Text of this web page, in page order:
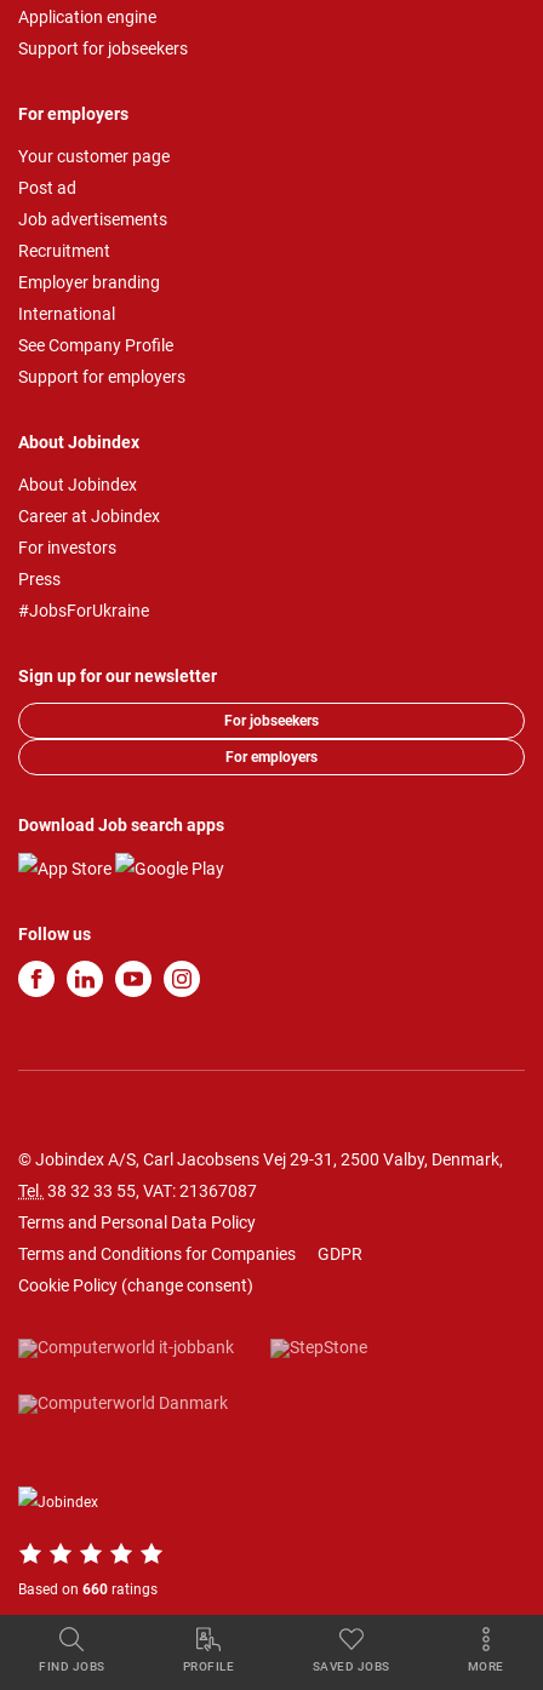
FIND JOBS PROFILE SAVED JOBS MORE
Application engine
Support for jobseekers
For employers
Your customer page
Post ad
Job advertisements
Recruitment
Employer branding
International
See Company Profile
Support for employers
About Jobindex
About Jobindex
Career at Jobindex
For investors
Press
#JobsForUkraine
Sign up for our newsletter
For jobseekers
For employers
Download Job search apps
Follow us
© Jobindex A/S, Carl Jacobsens Vej 29-31, 2500 Valby, Denmark,
Tel. 38 32 33 55, VAT: 21367087
Terms and Personal Data Policy
Terms and Conditions for Companies
GDPR
Cookie Policy (change consent)
Based on 660 ratings